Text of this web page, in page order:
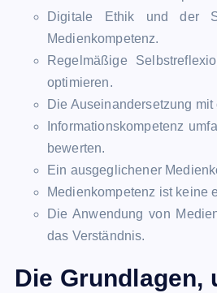
Digitale Ethik und der
Medienkompetenz.
Regelmäßige
optimieren.
Die Auseinandersetzung
Informationskompetenz
bewerten.
Ein ausgeglichener
Medienkompetenz ist keine
Die Anwendung von
das Verständnis.
Die Grundlagen,